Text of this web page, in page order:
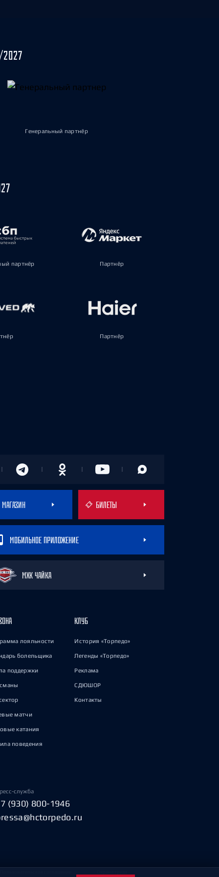
Генеральный партнёр
партнёр Партнёр
Партнёр
МАГАЗИН БИЛЕТЫ
МОБИЛЬНОЕ ПРИЛОЖЕНИЕ
МХК ЧАЙКА
лояльности
болельщика
поддержки
матчи
катания
поведения
КЛУБ
История «Торпедо»
Легенды «Торпедо»
Реклама
СДЮШОР
Контакты
служба
(930) 800-1946